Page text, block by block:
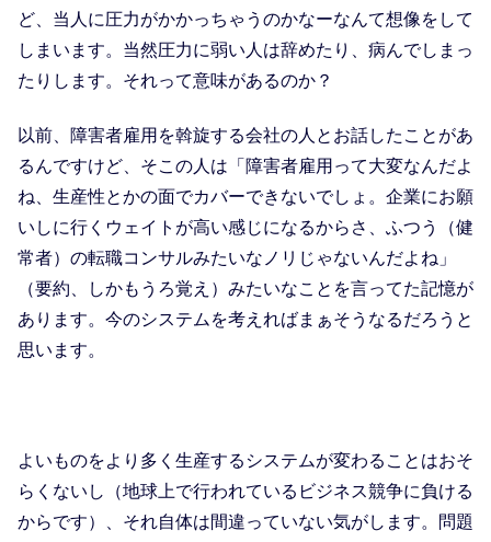
ど、当人に圧力がかかっちゃうのかなーなんて想像をして
しまいます。当然圧力に弱い人は辞めたり、病んでしまっ
たりします。それって意味があるのか？
以前、障害者雇用を斡旋する会社の人とお話したことがあ
るんですけど、そこの人は「障害者雇用って大変なんだよ
ね、生産性とかの面でカバーできないでしょ。企業にお願
いしに行くウェイトが高い感じになるからさ、ふつう（健
常者）の転職コンサルみたいなノリじゃないんだよね」
（要約、しかもうろ覚え）みたいなことを言ってた記憶が
あります。今のシステムを考えればまぁそうなるだろうと
思います。
よいものをより多く生産するシステムが変わることはおそ
らくないし（地球上で行われているビジネス競争に負ける
からです）、それ自体は間違っていない気がします。問題